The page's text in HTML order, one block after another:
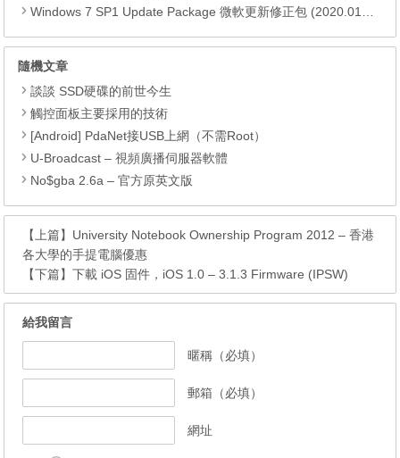
Windows 7 SP1 Update Package 微軟更新修正包 (2020.01月份)
隨機文章
談談 SSD硬碟的前世今生
觸控面板主要採用的技術
[Android] PdaNet接USB上網（不需Root）
U-Broadcast – 視頻廣播伺服器軟體
No$gba 2.6a – 官方原英文版
【上篇】 University Notebook Ownership Program 2012 – 香港
各大學的手提電腦優惠
【下篇】下載 iOS 固件，iOS 1.0 – 3.1.3 Firmware (IPSW)
給我留言
暱稱（必填）
郵箱（必填）
網址